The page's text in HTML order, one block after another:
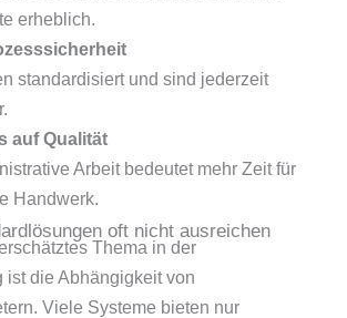
erheblich.
standardisiert und sind jederzeit
auf Qualität
Arbeit bedeutet mehr Zeit für
Handwerk.
oft nicht ausreichen
Thema in der
ist die Abhängigkeit von
Viele Systeme bieten nur